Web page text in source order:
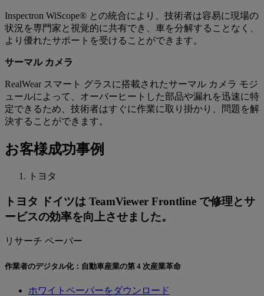
Inspectron WiScope® との統合により、技術者は容易に現場の
状況を専門家と視覚的に共有でき、車を分解することなく、
より優れたサポートを受けることができます。
サーマル カメラ
RealWear スマート グラスに搭載されたサーマル カメラ モジ
ュールによって、オーバーヒートした部品や漏れを迅速に特
定できるため、技術者はすぐに作業に取り掛かり、問題を解
決することができます。
お客様成功事例
トヨタ
トヨタ ドイツは TeamViewer Frontline で修理とサ
ービスの効率を向上させました。
リサーチ ペーパー
作業者のデジタル化：自動車産業の第 4 次産業革命
ホワイトペーパーをダウンロード